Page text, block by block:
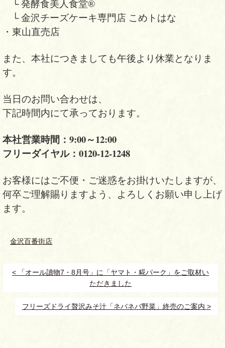
└ 発酵食美人食堂®
└ 金沢チーズケーキ専門店 こめトはな
・東山直売店
また、本社につきましても午後より休業となりま
す。
当日のお問い合わせは、
下記時間内にて承っております。
本社営業時間：9:00～12:00
フリーダイヤル：0120-12-1248
お客様にはご不便・ご迷惑をお掛けいたしますが、
何卒ご理解賜りますよう、よろしくお願い申し上げ
ます。
金沢百番街店
< 「オール讀物7・8月号」に「ヤマト・糀パーク」をご取材い
ただきました
フリーズドライ贅沢みそ汁「ネバネバ野菜」終売のご案内 >